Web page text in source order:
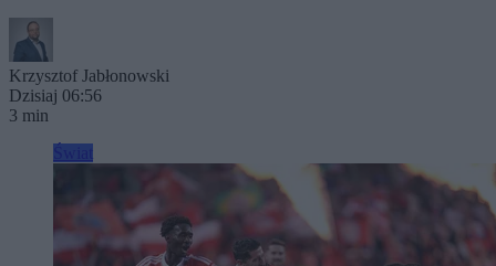
Krzysztof Jabłonowski
Dzisiaj 06:56
3 min